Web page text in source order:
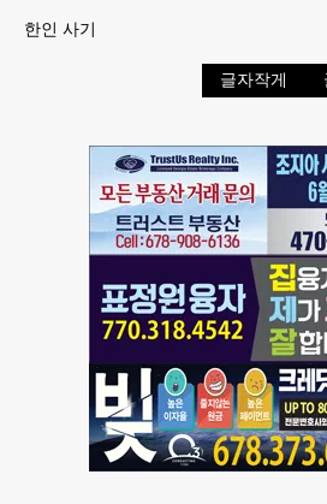
한인 사기
글자작게